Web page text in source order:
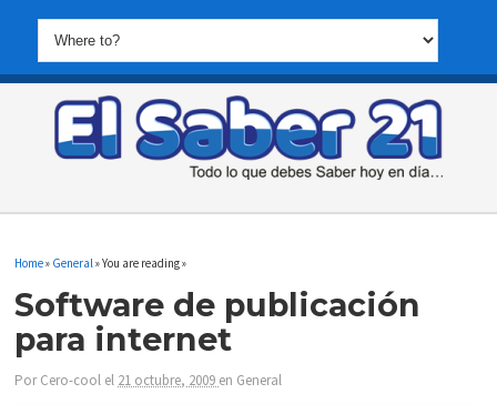
Home» General » You are reading »
Software de publicación
para internet
PorCero-cool el 21 octubre, 2009 en General